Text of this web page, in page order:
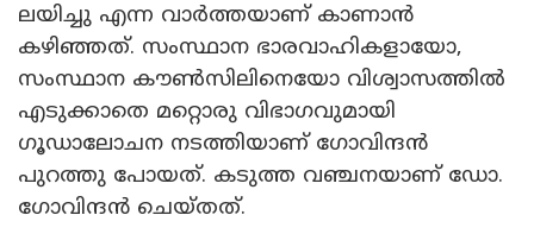
ലയിച്ചു എന്ന വാർത്തയാണ് കാണാൻ
കഴിഞ്ഞത്. സംസ്ഥാന ഭാരവാഹികളായോ,
സംസ്ഥാന കൗൺസിലിനെയോ വിശ്വാസത്തിൽ
എടുക്കാതെ മറ്റൊരു വിഭാഗവുമായി
ഗൂഡാലോചന നടത്തിയാണ് ഗോവിന്ദൻ
പുറത്തു പോയത്. കടുത്ത വഞ്ചനയാണ് ഡോ.
ഗോവിന്ദൻ ചെയ്തത്.